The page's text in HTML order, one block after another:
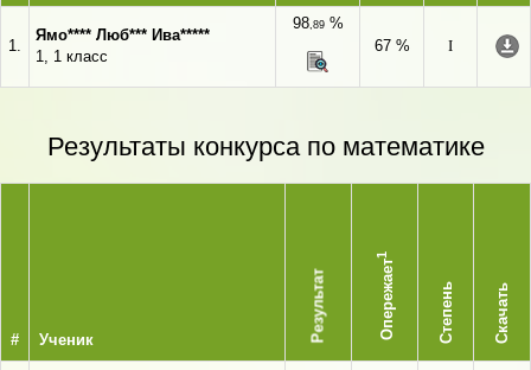
1.
Ямо**** Люб*** Ива*****
1, 1 класс
98,89%
67 %
I
Результаты конкурса по математике
# Ученик Результат Опережает
1
Степень Скачать